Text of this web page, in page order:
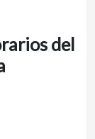
del